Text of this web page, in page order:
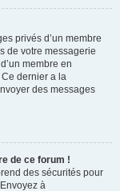
privés d’un membre
de votre messagerie
membre en
dernier a la
des messages
de ce forum !
des sécurités pour
à